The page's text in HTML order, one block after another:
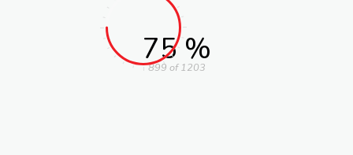
75 %
899 of 1203